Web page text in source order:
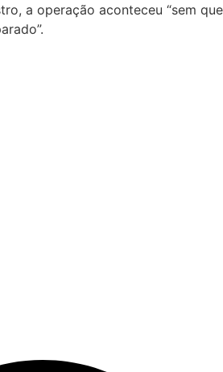
a operação aconteceu “sem que